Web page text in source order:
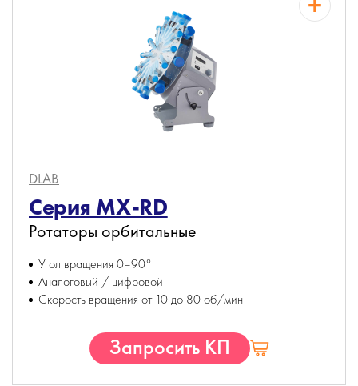
DLAB
Серия MX-RD
Ротаторы орбитальные
Угол вращения 0–90°
Аналоговый / цифровой
Скорость вращения от 10 до 80 об/мин
Запросить КП